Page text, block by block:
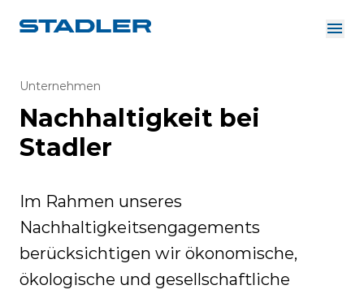
Zulieferer
Downloads
Deutsch
Lösungen
Karriere
Unternehmen
Nachhaltigkeit bei
Stadler
Im Rahmen unseres
Nachhaltigkeitsengagements
berücksichtigen wir ökonomische,
ökologische und gesellschaftliche